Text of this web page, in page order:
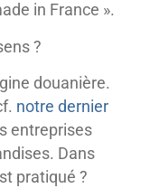
in France ».
?
douanière.
notre dernier
entreprises
Dans
pratiqué ?